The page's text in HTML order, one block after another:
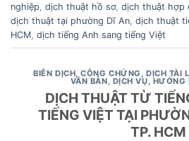
nghiệp dịch thuật hồ sơ, dịch thuật hợp
dịch thuật tại phường Dĩ An dịch thuật
HCM dịch tiếng Anh sang tiếng Việt
BIÊN DỊCH,CÔNG CHỨNG ,DỊCH TÀI
VĂN BẢN, DỊCH VỤ, HƯỚNG
DỊCH THUẬT TỪ
TIẾNG VIỆT TẠI
TP. HCM